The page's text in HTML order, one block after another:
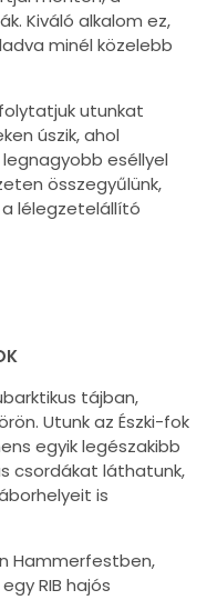
Kiváló alkalom ez,
minél közelebb
utunkat
úszik, ahol
eséllyel
összegyűlünk,
lélegzetelállító
tájban,
Utunk az Észki-fok
egyik legészakibb
csordákat láthatunk,
is
Hammerfestben,
RIB hajós